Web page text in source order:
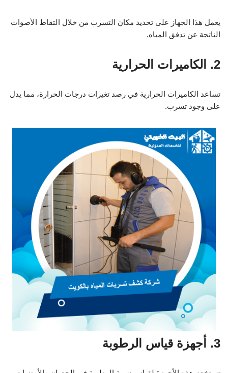
يعمل هذا الجهاز على تحديد مكان التسرب من خلال التقاط الأصوات
الناتجة عن تدفق المياه.
2. الكاميرات الحرارية
تساعد الكاميرات الحرارية في رصد تغيرات درجات الحرارة، مما يدل
على وجود تسرب.
3. أجهزة قياس الرطوبة